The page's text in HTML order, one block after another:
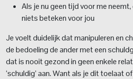
Als je nu geen tijd voor me
niets beteken voor jou
Je voelt duidelijk dat manipuleren en
de bedoeling de ander met een
dat is nooit gezond in geen enkele
‘schuldig’ aan. Want als je dit toelaat